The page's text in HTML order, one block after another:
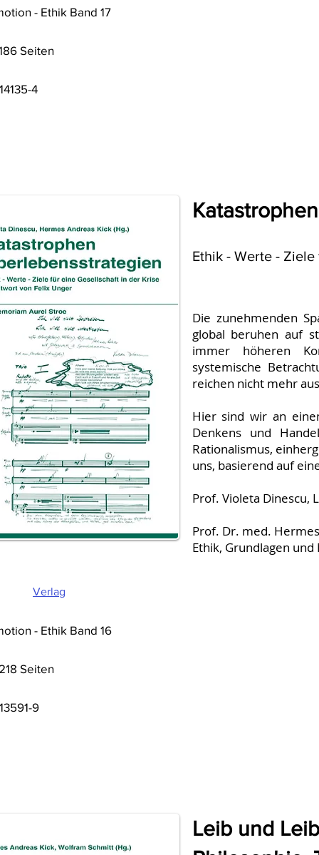
- Ethik Band 17
Seiten
4
Ethik - Werte -
Die zunehmenden
global beruhen auf
immer höheren
systemische
reichen nicht mehr
Hier sind wir an
Denkens und
Rationalismus,
uns, basierend auf
Prof. Violeta Dinescu,
Prof. Dr. med.
Ethik, Grundlagen
Verlag
- Ethik Band 16
Seiten
9
Leib und